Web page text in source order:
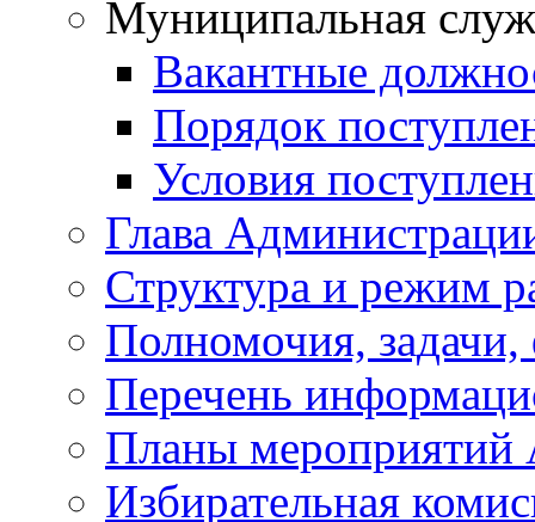
Муниципальная
Вакантные
Порядок
Условия
Глава
Структура и режим
Полномочия,
Перечень
Планы мероприятий
Избирательная